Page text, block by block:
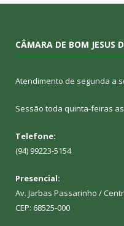
CÂMARA DE BOM JESUS
Atendimento de segunda a
Sessão toda quinta-feiras as
Telefone:
(94) 99223-5154
Presencial:
Av. Jarbas Passarinho /
CEP: 68525-000